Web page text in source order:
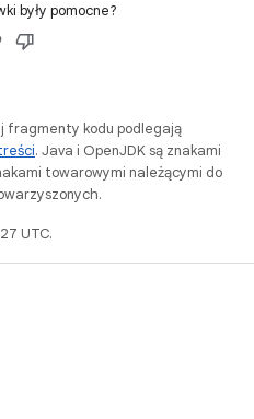
były pomocne?
fragmenty kodu podlegają
. Java i OpenJDK są znakami
towarowymi należącymi do
UTC.